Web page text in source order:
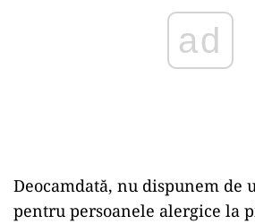
Deocamdată, nu dispunem de
pentru persoanele alergice la